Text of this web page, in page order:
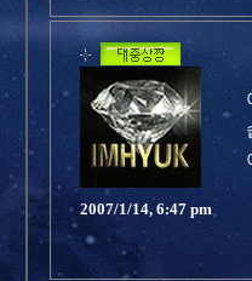
2007/1/14, 6:47 pm